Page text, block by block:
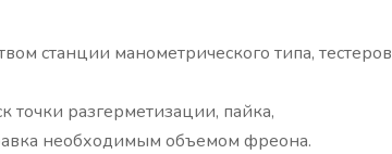
станции манометрического типа, тестеров
точки разгерметизации, пайка,
необходимым объемом фреона.